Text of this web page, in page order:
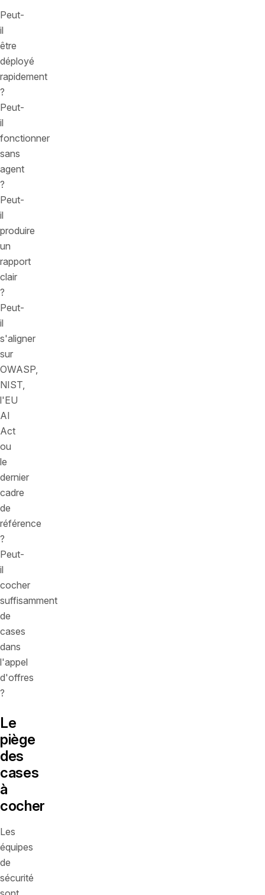
Peut-
il
être
déployé
rapidement
?
Peut-
il
fonctionner
sans
agent
?
Peut-
il
produire
un
rapport
clair
?
Peut-
il
s'aligner
sur
OWASP,
NIST,
l'EU
AI
Act
ou
le
dernier
cadre
de
référence
?
Peut-
il
cocher
suffisamment
de
cases
dans
l'appel
d'offres
?
Le
piège
des
cases
à
cocher
Les
équipes
de
sécurité